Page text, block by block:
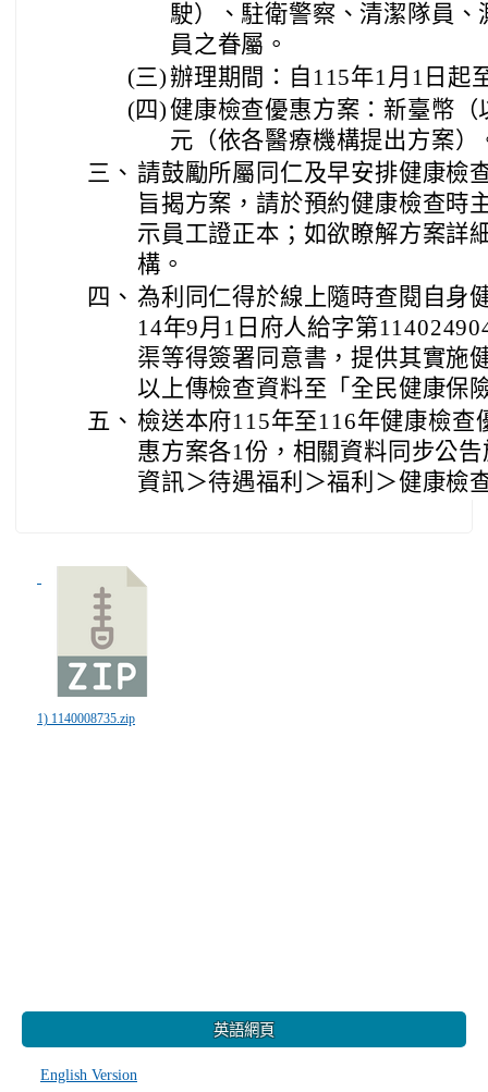
駛）、駐衛警察、清潔隊員
員之眷屬。
(三)辦理期間：自115年1月1日起
(四)健康檢查優惠方案：新臺幣（
元（依各醫療機構提出方案）
三、 請鼓勵所屬同仁及早安排健康檢
旨揭方案，請於預約健康檢查時
示員工證正本；如欲瞭解方案詳
構。
四、 為利同仁得於線上隨時查閱自身
14年9月1日府人給字第
渠等得簽署同意書，提供其實施
以上傳檢查資料至「全民健康保
五、 檢送本府115年至116年健康檢查
惠方案各1份，相關資料同步公
資訊＞待遇福利＞福利＞健康檢
1) 1140008735.zip
英語網頁
English Version